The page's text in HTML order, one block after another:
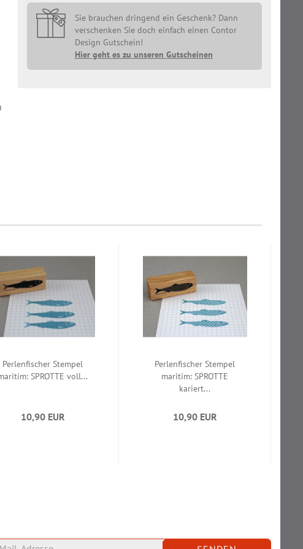
Sie brauchen dringend ein Geschenk? Dann
verschenken Sie doch einfach einen Contor
Design Gutschein!
Hier geht es zu unseren Gutscheinen
Perlenfischer Stempel
SPROTTE voll...
10,90 EUR
Perlenfischer Stempel
maritim: SPROTTE
kariert...
10,90 EUR